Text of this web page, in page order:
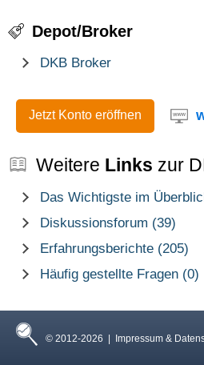
Depot/Broker
DKB Broker
Jetzt Konto eröffnen
Weitere Links zur
Das Wichtigste im
Diskussionsforum (39)
Erfahrungsberichte (205)
Häufig gestellte Fragen (0)
© 2012-2026 | Impressum &